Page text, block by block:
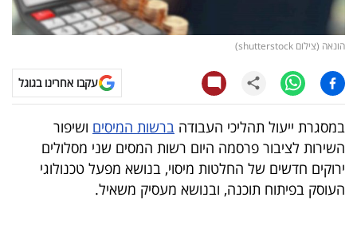
עסקית
קריפטו
ויראלי
טלוויזיה
עסקי
ספורט
הונאה (צילום shutterstock)
עקבו אחרינו בגוגל
במסגרת ייעול תהליכי העבודה ברשות המיסים ושיפור
השירות לציבור פרסמה היום רשות המסים שני מסלולים
ירוקים חדשים של החלטות מיסוי, בנושא מפעל טכנולוגי
העוסק בפיתוח תוכנה, ובנושא מעסיק משאיל.